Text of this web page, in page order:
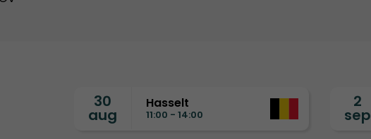
30
aug
Hasselt
11:00 - 14:00
2
sep